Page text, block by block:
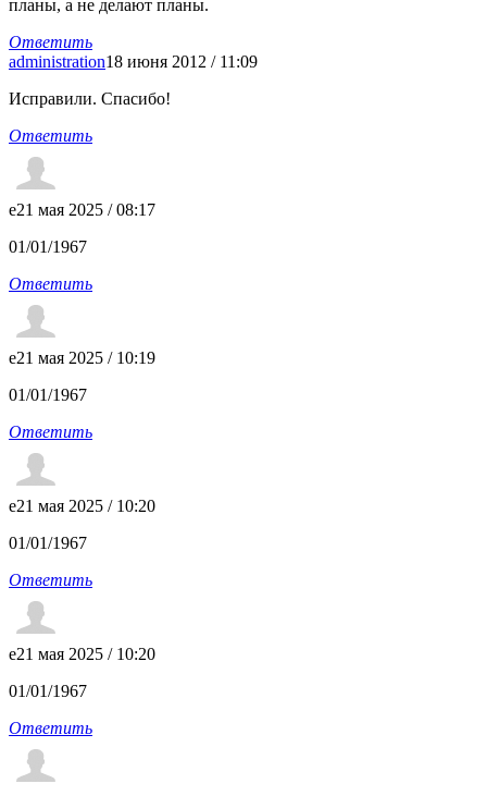
планы, а не делают планы.
Ответить
administration18 июня 2012 / 11:09
Исправили. Спасибо!
Ответить
e21 мая 2025 / 08:17
01/01/1967
Ответить
e21 мая 2025 / 10:19
01/01/1967
Ответить
e21 мая 2025 / 10:20
01/01/1967
Ответить
e21 мая 2025 / 10:20
01/01/1967
Ответить